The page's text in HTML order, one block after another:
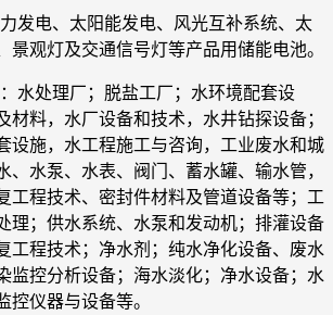
发电、太阳能发电、风光互补系统、太
景观灯及交通信号灯等产品用储能电池。
水处理厂；脱盐工厂；水环境配套设
材料，水厂设备和技术，水井钻探设备；
设施，水工程施工与咨询，工业废水和城
、水泵、水表、阀门、蓄水罐、输水管，
工程技术、密封件材料及管道设备等；工
理；供水系统、水泵和发动机；排灌设备
工程技术；净水剂；纯水净化设备、废水
监控分析设备；海水淡化；净水设备；水
控仪器与设备等。